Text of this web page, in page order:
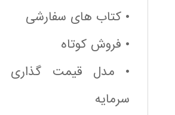
• کتاب های سفارشی
• فروش کوتاه
• مدل قیمت گذاری
سرمایه